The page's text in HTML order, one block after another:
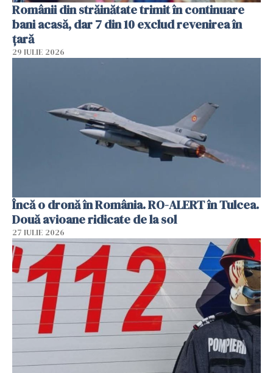
Românii din străinătate trimit în continuare
bani acasă, dar 7 din 10 exclud revenirea în
țară
29 IULIE 2026
Încă o dronă în România. RO-ALERT în Tulcea.
Două avioane ridicate de la sol
27 IULIE 2026